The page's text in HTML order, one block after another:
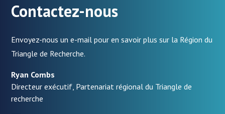
Contactez-nous
Envoyez-nous un e-mail pour en savoir plus sur la Région du
Triangle de Recherche.
Ryan Combs
Directeur exécutif, Partenariat régional du Triangle de
recherche